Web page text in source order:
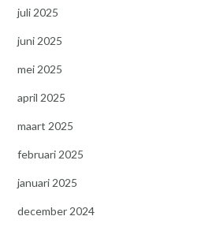
juli 2025
juni 2025
mei 2025
april 2025
maart 2025
februari 2025
januari 2025
december 2024